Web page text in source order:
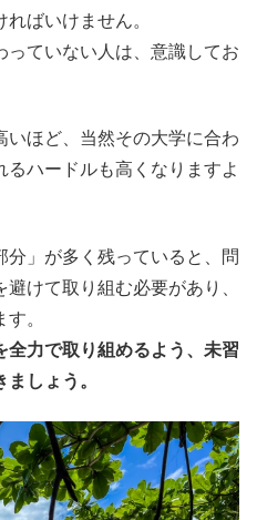
ばいけません。
ていない人は、意識してお
ほど、当然その大学に合わ
ハードルも高くなりますよ
分」が多く残っていると、問
けて取り組む必要があり、
。
力で取り組めるよう、未習
しょう。